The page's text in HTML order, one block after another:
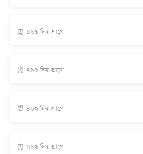
⏰ ৪৮১ দিন আগে
⏰ ৪৮২ দিন আগে
⏰ ৪৮২ দিন আগে
⏰ ৪৮২ দিন আগে